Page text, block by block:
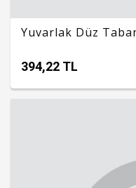
Yuvarlak Düz
394,22 TL